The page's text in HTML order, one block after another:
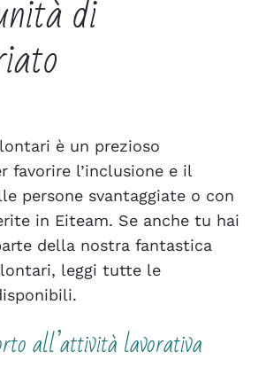
è un prezioso
favorire l’inclusione e il
persone svantaggiate o con
in Eiteam. Se anche tu hai
della nostra fantastica
leggi tutte le
all’attività lavorativa